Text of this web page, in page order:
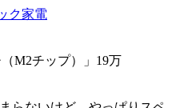
ク家電